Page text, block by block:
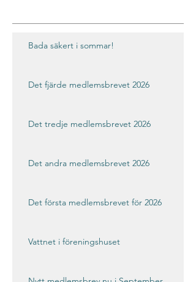
Bada säkert i sommar!
Det fjärde medlemsbrevet 2026
Det tredje medlemsbrevet 2026
Det andra medlemsbrevet 2026
Det första medlemsbrevet för 2026
Vattnet i föreningshuset